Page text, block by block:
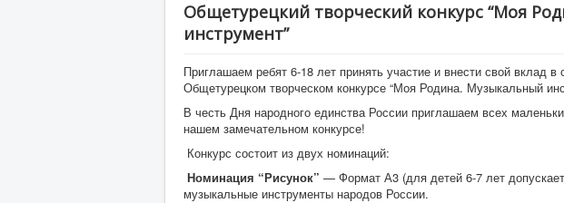
Общетурецкий творческий конкурс “Моя
инструмент”
Приглашаем ребят 6-18 лет принять участие и внести свой вклад в
Общетурецком творческом конкурсе “Моя Родина. Музыкальный
В честь Дня народного единства России приглашаем всех
нашем замечательном конкурсе!
Конкурс состоит из двух номинаций:
Номинация “Рисунок” — Формат А3 (для детей 6-7 лет
музыкальные инструменты народов России.